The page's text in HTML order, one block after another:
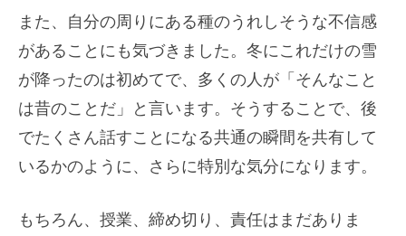
また、自分の周りにある種のうれしそうな不信感
があることにも気づきました。冬にこれだけの雪
が降ったのは初めてで、多くの人が「そんなこと
は昔のことだ」と言います。そうすることで、後
でたくさん話すことになる共通の瞬間を共有して
いるかのように、さらに特別な気分になります。
もちろん、授業、締め切り、責任はまだありま